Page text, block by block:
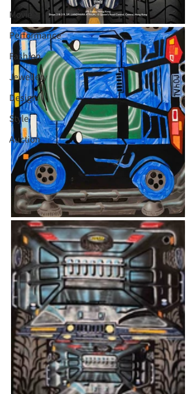
⁠⁠Movie
⁠⁠Performance
⁠Fashion
⁠⁠Jewellery
Design
Style
Auction